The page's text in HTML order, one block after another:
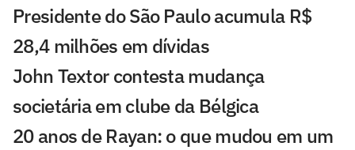
Presidente do São Paulo acumula R$
28,4 milhões em dívidas
John Textor contesta mudança
societária em clube da Bélgica
20 anos de Rayan: o que mudou em um